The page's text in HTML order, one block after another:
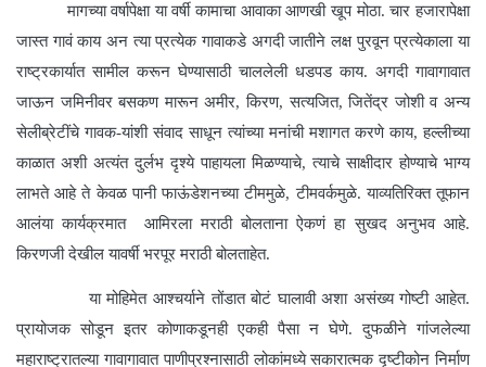
मागच्या वर्षापेक्षा या वर्षी कामाचा आवाका आणखी खूप मोठा. चार हजारापेक्षा
जास्त गावं काय अन त्या प्रत्येक गावाकडे अगदी जातीने लक्ष पुरवून प्रत्येकाला या
राष्ट्रकार्यात सामील करून घेण्यासाठी चाललेली धडपड काय. अगदी गावागावात
जाऊन जमिनीवर बसकण मारून अमीर, किरण, सत्यजित, जितेंद्र जोशी व अन्य
सेलीब्रेटींचे गावक-यांशी संवाद साधून त्यांच्या मनांची मशागत करणे काय, हल्लीच्या
काळात अशी अत्यंत दुर्लभ दृश्ये पाहायला मिळण्याचे, त्याचे साक्षीदार होण्याचे भाग्य
लाभते आहे ते केवळ पानी फाऊंडेशनच्या टीममुळे, टीमवर्कमुळे. याव्यतिरिक्त तूफान
आलंया कार्यक्रमात आमिरला मराठी बोलताना ऐकणं हा सुखद अनुभव आहे.
किरणजी देखील यावर्षी भरपूर मराठी बोलताहेत.
या मोहिमेत आश्चर्याने तोंडात बोटं घालावी अशा असंख्य गोष्टी आहेत.
प्रायोजक सोडून इतर कोणाकडूनही एकही पैसा न घेणे. दुफळीने गांजलेल्या
महाराष्ट्रातल्या गावागावात पाणीप्रश्नासाठी लोकांमध्ये सकारात्मक दृष्टीकोन निर्माण